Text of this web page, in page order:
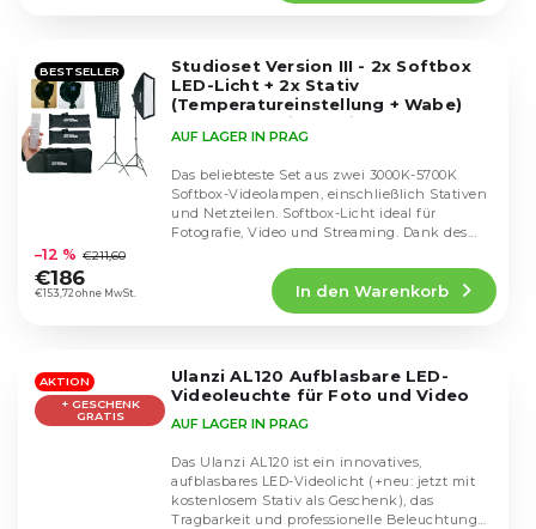
Sternen.
BESTSELLER
Studioset Version III - 2x Softbox
LED-Licht + 2x Stativ
(Temperatureinstellung + Wabe)
Sada obsahuje voštiny pro
usměrnění světla
durchschnittliche
Produktbewertung
ist
Sternen.
AUF LAGER IN PRAG
€153,72 ohne MwSt.
–12 % €211,60
€186
In den Warenkorb
Das beliebteste Set aus zwei 3000K-5700K
Softbox-Videolampen, einschließlich Stativen
und Netzteilen. Softbox-Licht ideal für
Fotografie, Video und Streaming. Dank des...
AKTION
+ GESCHENK
GRATIS
Ulanzi AL120 Aufblasbare LED-
Videoleuchte für Foto und Video
AUF LAGER IN PRAG
Das Ulanzi AL120 ist ein innovatives,
aufblasbares LED-Videolicht (+neu: jetzt mit
kostenlosem Stativ als Geschenk), das
Tragbarkeit und professionelle Beleuchtung